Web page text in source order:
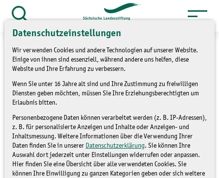
Datenschutzeinstellungen
Wir verwenden Cookies und andere Technologien auf unserer Website.
Einige von ihnen sind essenziell, während andere uns helfen, diese
Website und Ihre Erfahrung zu verbessern.
Wenn Sie unter 16 Jahre alt sind und Ihre Zustimmung zu freiwilligen
Diensten geben möchten, müssen Sie Ihre Erziehungsberechtigten um
Erlaubnis bitten.
Personenbezogene Daten können verarbeitet werden (z. B. IP-Adressen),
z. B. für personalisierte Anzeigen und Inhalte oder Anzeigen- und
Inhaltsmessung. Weitere Informationen über die Verwendung Ihrer
Daten finden Sie in unserer Datenschutzerklärung. Sie können Ihre
Auswahl dort jederzeit unter Einstellungen widerrufen oder anpassen.
Hier finden Sie eine Übersicht über alle verwendeten Cookies. Sie
können Ihre Einwilligung zu ganzen Kategorien geben oder sich weitere
Zum
Inhalt
springen
öffnen
Service » Presse und Medien
» Pressemitteilungen
Der KinderUmweltBus mit
spielerisch - spannenden
Experimenten